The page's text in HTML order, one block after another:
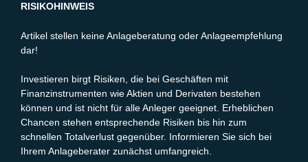
RISIKOHINWEIS
Artikel stellen keine Anlageberatung oder Anlageempfehlung
dar!
Investieren birgt Risiken, die bei Geschäften mit
Finanzinstrumenten wie Aktien und Derivaten bestehen
können und ist nicht für alle Anleger geeignet. Erheblichen
Chancen stehen entsprechende Risiken bis hin zum
schnellen Totalverlust gegenüber. Informieren Sie sich bei
Ihrem Anlageberater zunächst umfangreich.